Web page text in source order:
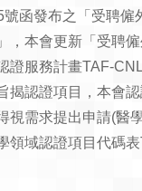
函發布之「受聘僱
，本會更新「受聘
證服務計畫TAF-
揭認證項目，本會
視需求提出申請(醫
領域認證項目代碼